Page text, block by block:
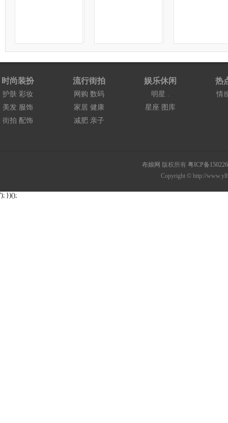
时尚装扮
护肤 彩妆
美发 服饰
街拍 配饰
流行街拍
网购 数码
家居 健康
减肥 亲子
娱乐休闲
明星 .
星座 图库
热
情
布娘网 版权所有 粤ICP备
Copyright © http://
'); })();